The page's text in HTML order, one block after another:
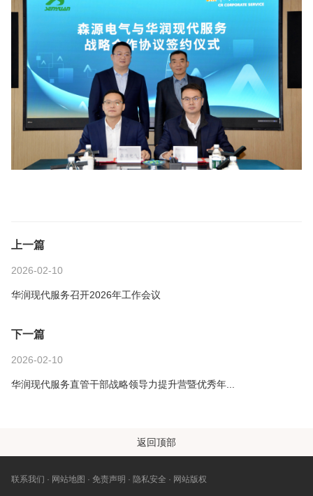
上一篇
2026-02-10
华润现代服务召开2026年工作会议
下一篇
2026-02-10
华润现代服务直管干部战略领导力提升营暨优秀年...
返回顶部
联系我们 网站地图 免责声明 隐私安全 网站版权